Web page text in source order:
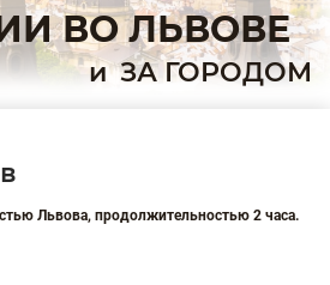
ВО ЛЬВОВЕ
иЗА ГОРОДОМ
Львова, продолжительностью 2 часа.